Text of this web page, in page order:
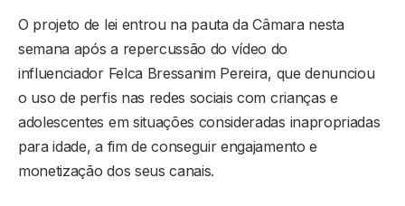
O projeto de lei entrou na pauta da Câmara nesta
semana após a repercussão do vídeo do
influenciador Felca Bressanim Pereira, que denunciou
o uso de perfis nas redes sociais com crianças e
adolescentes em situações consideradas inapropriadas
para idade, a fim de conseguir engajamento e
monetização dos seus canais.